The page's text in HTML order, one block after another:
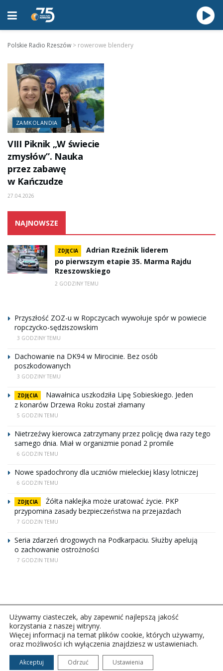
Polskie Radio Rzeszów > rowerowe blendery
ZAMKOLANDIA
VIII Piknik „W świecie
zmysłów”. Nauka
przez zabawę
w Kańczudze
27.04.2026
NAJNOWSZE
ZDJĘCIA
Adrian Rzeźnik liderem
po pierwszym etapie 35. Marma Rajdu
Rzeszowskiego
2 GODZINY TEMU
Przyszłość ZOZ-u w Ropczycach wywołuje spór w powiecie
ropczycko-sędziszowskim
3 GODZINY TEMU
Dachowanie na DK94 w Mirocinie. Bez osób
poszkodowanych
3 GODZINY TEMU
ZDJĘCIA
Nawałnica uszkodziła Lipę Sobieskiego. Jeden
z konarów Drzewa Roku został złamany
5 GODZIN TEMU
Nietrzeźwy kierowca zatrzymany przez policję dwa razy tego
samego dnia. Miał w organizmie ponad 2 promile
6 GODZIN TEMU
Nowe spadochrony dla uczniów mieleckiej klasy lotniczej
6 GODZIN TEMU
ZDJĘCIA
Żółta naklejka może uratować życie. PKP
przypomina zasady bezpieczeństwa na przejazdach
7 GODZIN TEMU
Seria zdarzeń drogowych na Podkarpaciu. Służby apelują
o zachowanie ostrożności
7 GODZIN TEMU
Copyright © 2026Polskie Radio Rzeszów S.A. w likwidacj.
Wszelkie prawa zastrzeżone.
Używamy ciasteczek, aby zapewnić najlepszą jakość
korzystania z naszej witryny.
Więcej informacji na temat plików cookie, których używamy,
oraz możliwości ich wyłączenia znajdziesz w ustawieniach.
Akceptuj Odrzuć Ustawienia